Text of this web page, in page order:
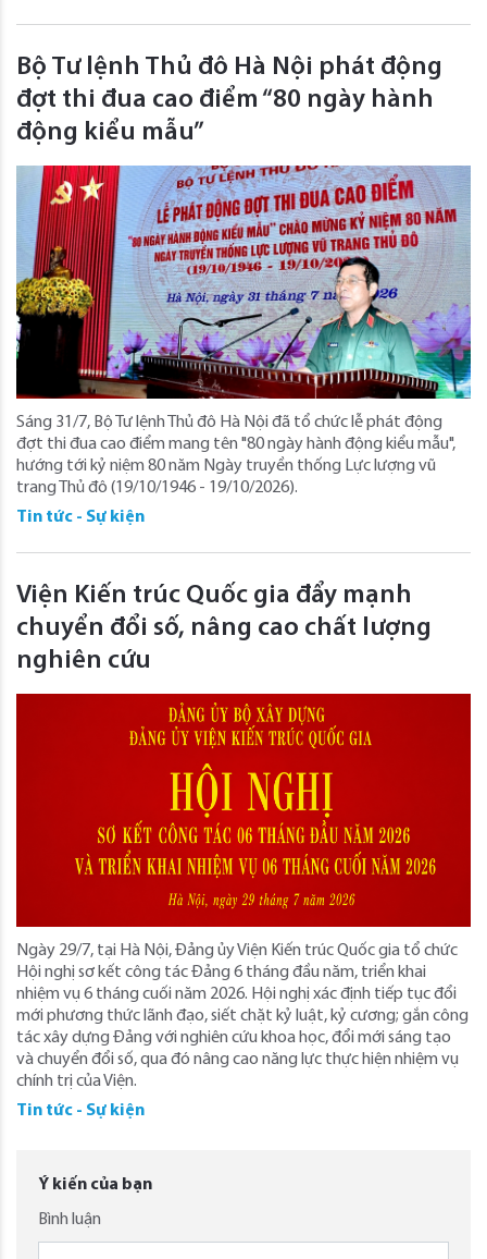
Bộ Tư lệnh Thủ đô Hà Nội phát động
đợt thi đua cao điểm “80 ngày hành
động kiểu mẫu”
Sáng 31/7, Bộ Tư lệnh Thủ đô Hà Nội đã tổ chức lễ phát động
đợt thi đua cao điểm mang tên "80 ngày hành động kiểu mẫu",
hướng tới kỷ niệm 80 năm Ngày truyền thống Lực lượng vũ
trang Thủ đô (19/10/1946 - 19/10/2026).
Tin tức - Sự kiện
Viện Kiến trúc Quốc gia đẩy mạnh
chuyển đổi số, nâng cao chất lượng
nghiên cứu
Ngày 29/7, tại Hà Nội, Đảng ủy Viện Kiến trúc Quốc gia tổ chức
Hội nghị sơ kết công tác Đảng 6 tháng đầu năm, triển khai
nhiệm vụ 6 tháng cuối năm 2026. Hội nghị xác định tiếp tục đổi
mới phương thức lãnh đạo, siết chặt kỷ luật, kỷ cương; gắn công
tác xây dựng Đảng với nghiên cứu khoa học, đổi mới sáng tạo
và chuyển đổi số, qua đó nâng cao năng lực thực hiện nhiệm vụ
chính trị của Viện.
Tin tức - Sự kiện
Ý kiến của bạn
Bình luận